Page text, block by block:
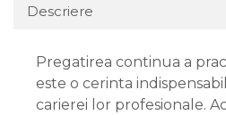
Descriere
Pregatirea continua a
este o cerinta
carierei lor profesionale.